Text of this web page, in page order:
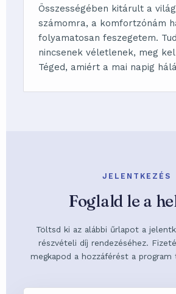
Összességében kitárult a
számomra, a komfortzónám
folyamatosan feszegetem.
nincsenek véletlenek, meg
Téged, amiért a mai napig
JELENTKEZÉS
Foglald le a
Töltsd ki az alábbi űrlapot a
részvételi díj rendezéséhez.
megkapod a hozzáférést a program